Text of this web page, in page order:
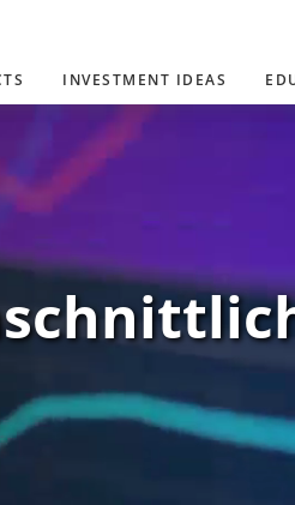
INVESTMENT IDEAS